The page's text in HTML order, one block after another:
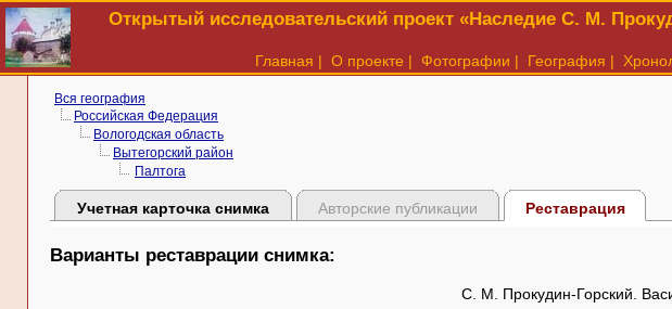
Открытый исследовательский проект «Наследие С. М.
Главная | О проекте | Фотографии | География |
Вся география
Российская Федерация
Вологодская область
Вытегорский район
Палтога
Учетная карточка снимка Авторские публикации Реставрация
Варианты реставрации снимка:
С. М. Прокудин-Горский.